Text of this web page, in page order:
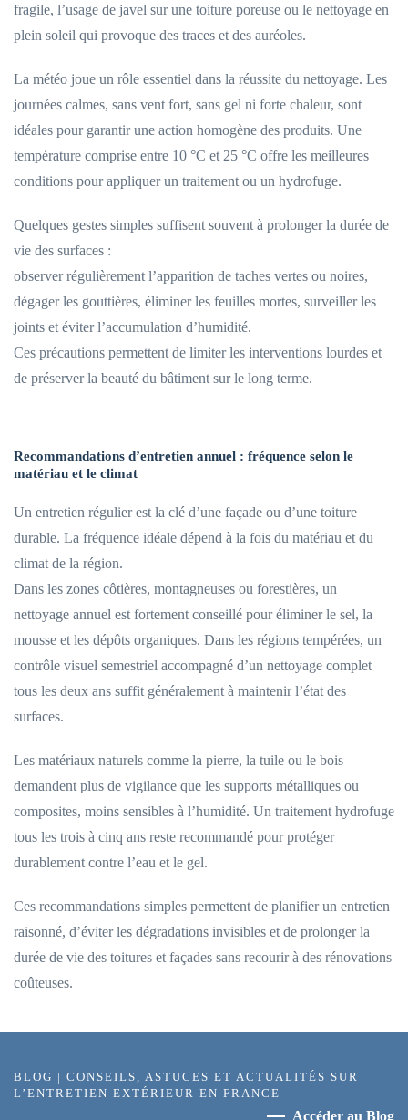
fragile, l’usage de javel sur une toiture poreuse ou le nettoyage en
plein soleil qui provoque des traces et des auréoles.
La météo joue un rôle essentiel dans la réussite du nettoyage. Les
journées calmes, sans vent fort, sans gel ni forte chaleur, sont
idéales pour garantir une action homogène des produits. Une
température comprise entre 10 °C et 25 °C offre les meilleures
conditions pour appliquer un traitement ou un hydrofuge.
Quelques gestes simples suffisent souvent à prolonger la durée de
vie des surfaces :
observer régulièrement l’apparition de taches vertes ou noires,
dégager les gouttières, éliminer les feuilles mortes, surveiller les
joints et éviter l’accumulation d’humidité.
Ces précautions permettent de limiter les interventions lourdes et
de préserver la beauté du bâtiment sur le long terme.
Recommandations d’entretien annuel : fréquence selon le
matériau et le climat
Un entretien régulier est la clé d’une façade ou d’une toiture
durable. La fréquence idéale dépend à la fois du matériau et du
climat de la région.
Dans les zones côtières, montagneuses ou forestières, un
nettoyage annuel est fortement conseillé pour éliminer le sel, la
mousse et les dépôts organiques. Dans les régions tempérées, un
contrôle visuel semestriel accompagné d’un nettoyage complet
tous les deux ans suffit généralement à maintenir l’état des
surfaces.
Les matériaux naturels comme la pierre, la tuile ou le bois
demandent plus de vigilance que les supports métalliques ou
composites, moins sensibles à l’humidité. Un traitement hydrofuge
tous les trois à cinq ans reste recommandé pour protéger
durablement contre l’eau et le gel.
Ces recommandations simples permettent de planifier un entretien
raisonné, d’éviter les dégradations invisibles et de prolonger la
durée de vie des toitures et façades sans recourir à des rénovations
coûteuses.
BLOG | CONSEILS, ASTUCES ET ACTUALITÉS SUR
L’ENTRETIEN EXTÉRIEUR EN FRANCE
Accéder au Blog